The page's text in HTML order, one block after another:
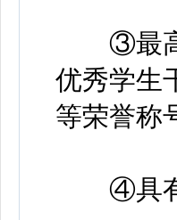
③最高
优秀学生
等荣誉称
④具有